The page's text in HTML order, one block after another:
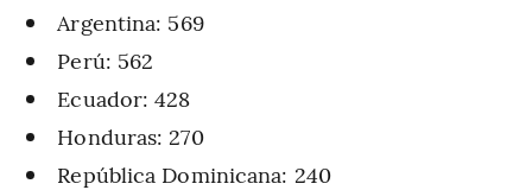
Argentina: 569
Perú: 562
Ecuador: 428
Honduras: 270
República Dominicana: 240